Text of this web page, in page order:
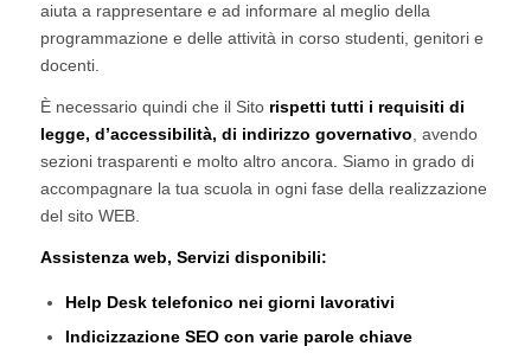
aiuta a rappresentare e ad informare al meglio della
programmazione e delle attività in corso studenti, genitori e
docenti.
È necessario quindi che il Sito rispetti tutti i requisiti di
legge, d’accessibilità, di indirizzo governativo , avendo
sezioni trasparenti e molto altro ancora. Siamo in grado di
accompagnare la tua scuola in ogni fase della realizzazione
del sito WEB.
Assistenza web, Servizi disponibili:
Help Desk telefonico nei giorni lavorativi
Indicizzazione SEO con varie parole chiave